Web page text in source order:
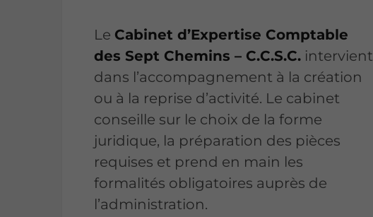
Le Cabinet d’Expertise Comptable
des Sept Chemins – C.C.S.C. intervient
dans l’accompagnement à la création
ou à la reprise d’activité. Le cabinet
conseille sur le choix de la forme
juridique, la préparation des pièces
requises et prend en main les
formalités obligatoires auprès de
l’administration.